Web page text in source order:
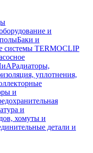
и
Баки и
системы TERMOCLIP
Радиаторы,
уплотнения,
и
и
хомуты и
детали и